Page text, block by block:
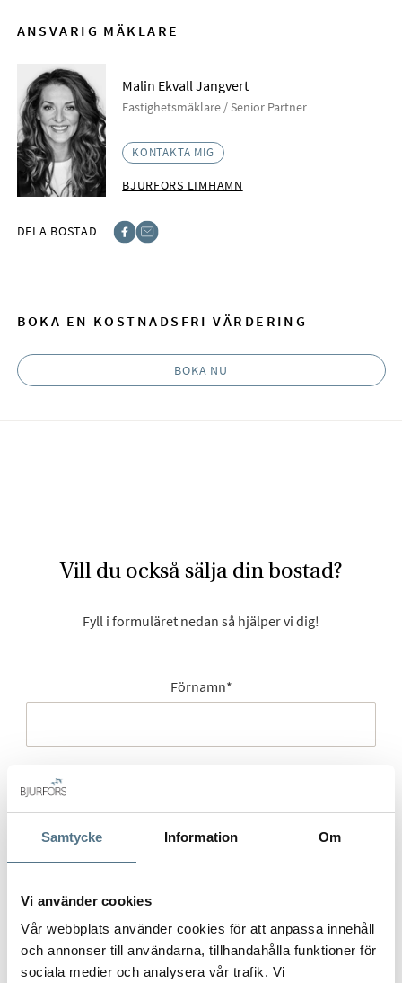
Samtycke Information Om
Vi använder cookies
Vår webbplats använder cookies för att anpassa innehåll
och annonser till användarna, tillhandahålla funktioner för
sociala medier och analysera vår trafik. Vi
ANSVARIG MÄKLARE
Malin Ekvall Jangvert
Fastighetsmäklare / Senior Partner
KONTAKTA MIG
BJURFORS LIMHAMN
DELA BOSTAD
BOKA EN KOSTNADSFRI VÄRDERING
BOKA NU
Vill du också sälja din bostad?
Fyll i formuläret nedan så hjälper vi dig!
Förnamn*